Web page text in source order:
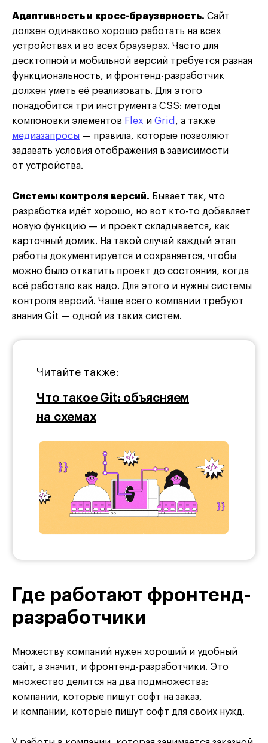
Адаптивность и кросс-браузерность. Сайт
должен одинаково хорошо работать на всех
устройствах и во всех браузерах. Часто для
десктопной и мобильной версий требуется разная
функциональность, и фронтенд-разработчик
должен уметь её реализовать. Для этого
понадобится три инструмента CSS: методы
компоновки элементов Flex и Grid , а также
медиазапросы — правила, которые позволяют
задавать условия отображения в зависимости
от устройства.
Системы контроля версий. Бывает так, что
разработка идёт хорошо, но вот кто-то добавляет
новую функцию — и проект складывается, как
карточный домик. На такой случай каждый этап
работы документируется и сохраняется, чтобы
можно было откатить проект до состояния, когда
всё работало как надо. Для этого и нужны системы
контроля версий. Чаще всего компании требуют
знания Git — одной из таких систем.
Читайте также:
Что такое Git: объясняем
на схемах
Где работают фронтенд-
разработчики
Множеству компаний нужен хороший и удобный
сайт, а значит, и фронтенд-разработчики. Это
множество делится на два подмножества:
компании, которые пишут софт на заказ,
и компании, которые пишут софт для своих нужд.